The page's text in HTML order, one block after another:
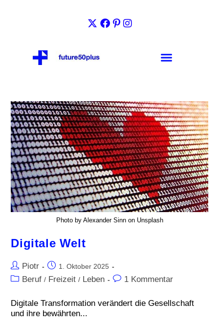
Photo by Alexander Sinn on Unsplash
Digitale Welt
Piotr 1. Oktober 2025
Beruf / Freizeit / Leben 1 Kommentar
Digitale Transformation verändert die Gesellschaft
und ihre bewährten...